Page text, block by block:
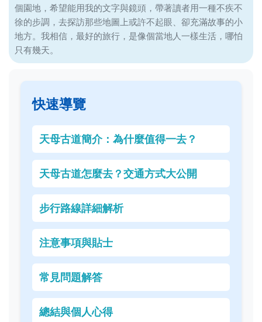
個園地，希望能用我的文字與鏡頭，帶著讀者用一種不疾不
徐的步調，去探訪那些地圖上或許不起眼、卻充滿故事的小
地方。我相信，最好的旅行，是像個當地人一樣生活，哪怕
只有幾天。
快速導覽
天母古道簡介：為什麼值得一去？
天母古道怎麼去？交通方式大公開
步行路線詳細解析
注意事項與貼士
常見問題解答
總結與個人心得